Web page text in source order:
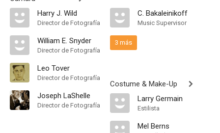
Harry J. Wild
Director de Fotografía
William E. Snyder
Director de Fotografía
Leo Tover
Director de Fotografía
Joseph LaShelle
Director de Fotografía
C. Bakaleinikoff
Music Supervisor
3 más
Costume & Make-Up
Larry Germain
Estilista
Mel Berns